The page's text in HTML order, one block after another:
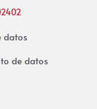
datos
de datos